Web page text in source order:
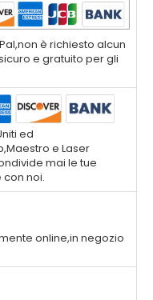
è richiesto alcun
e gratuito per gli
ed
e Laser
mai le tue
noi.
online,in negozio